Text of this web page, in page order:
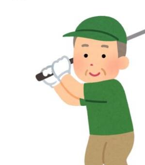
幹細胞培養上清液
慢性疼痛
症例
よくある質問
クリニック紹介